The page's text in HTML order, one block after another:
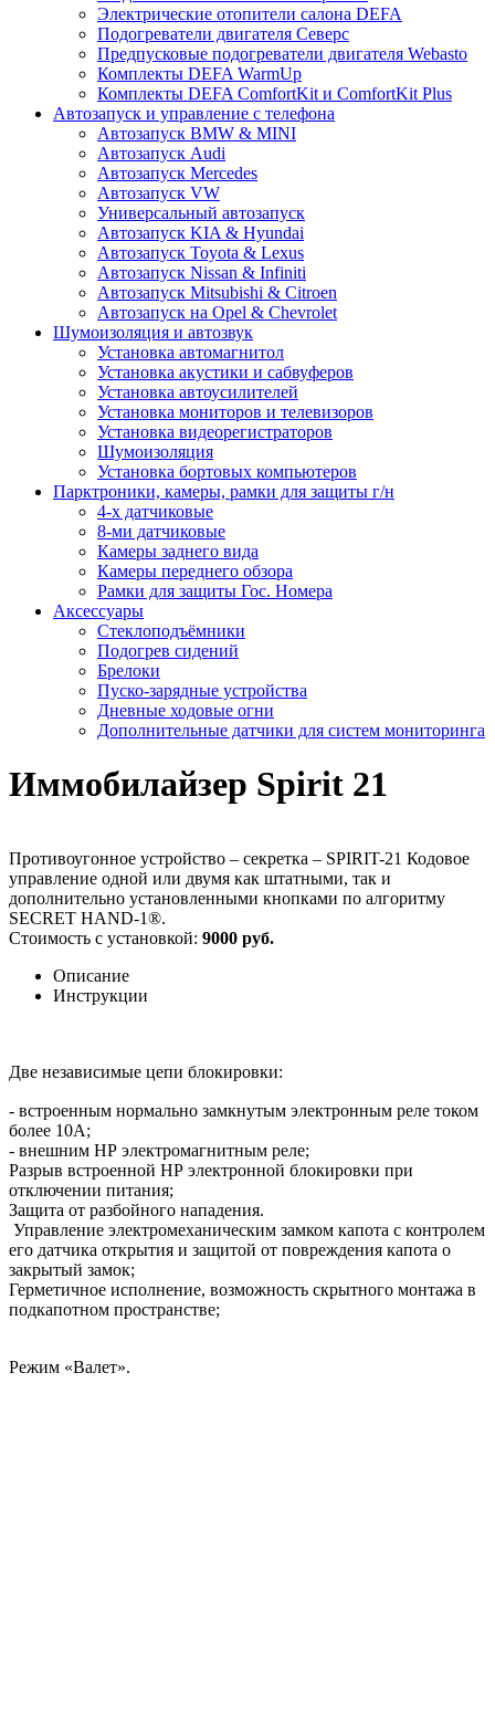
Электрические отопители салона DEFA
Подогреватели двигателя Северс
Предпусковые подогреватели двигателя Webasto
Комплекты DEFA WarmUp
Комплекты DEFA ComfortKit и ComfortKit Plus
Автозапуск и управление с телефона
Автозапуск BMW & MINI
Автозапуск Audi
Автозапуск Mercedes
Автозапуск VW
Универсальный автозапуск
Автозапуск KIA & Hyundai
Автозапуск Toyota & Lexus
Автозапуск Nissan & Infiniti
Автозапуск Mitsubishi & Citroen
Автозапуск на Opel & Chevrolet
Шумоизоляция и автозвук
Установка автомагнитол
Установка акустики и сабвуферов
Установка автоусилителей
Установка мониторов и телевизоров
Установка видеорегистраторов
Шумоизоляция
Установка бортовых компьютеров
Парктроники, камеры, рамки для защиты г/н
4-х датчиковые
8-ми датчиковые
Камеры заднего вида
Камеры переднего обзора
Рамки для защиты Гос. Номера
Аксессуары
Стеклоподъёмники
Подогрев сидений
Брелоки
Пуско-зарядные устройства
Дневные ходовые огни
Дополнительные датчики для систем мониторинга
Иммобилайзер Spirit 21
Противоугонное устройство – секретка – SPIRIT-21 Кодовое
управление одной или двумя как штатными, так и
дополнительно установленными кнопками по алгоритму
SECRET HAND-1®.
Стоимость с установкой: 9000 руб.
Описание
Инструкции
Две независимые цепи блокировки:
- встроенным нормально замкнутым электронным реле током
более 10А;
- внешним НР электромагнитным реле;
Разрыв встроенной НР электронной блокировки при
отключении питания;
Защита от разбойного нападения.
Управление электромеханическим замком капота с контролем
его датчика открытия и защитой от повреждения капота о
закрытый замок;
Герметичное исполнение, возможность скрытного монтажа в
подкапотном пространстве;
Режим «Валет».